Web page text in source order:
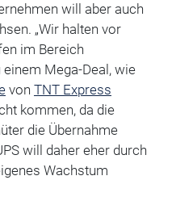
will aber auch
„Wir halten vor
im Bereich
einem Mega-Deal, wie
von TNT Express
kommen, da die
die Übernahme
will daher eher durch
Wachstum